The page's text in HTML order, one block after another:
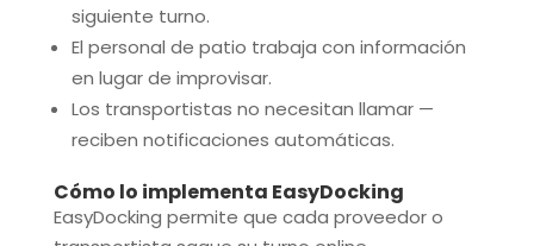
siguiente turno.
El personal de patio trabaja con información
en lugar de improvisar.
Los transportistas no necesitan llamar —
reciben notificaciones automáticas.
Cómo lo implementa EasyDocking
EasyDocking permite que cada proveedor o